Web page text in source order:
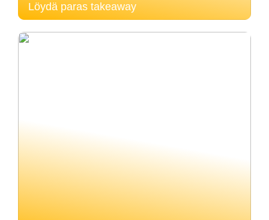
Löydä paras takeaway